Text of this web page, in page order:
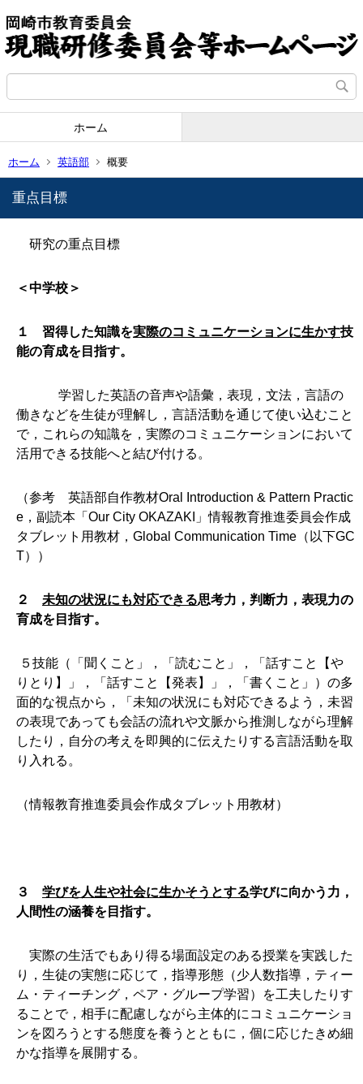
ホーム
ホーム 英語部 概要
重点目標
研究の重点目標
＜中学校＞
１ 習得した知識を実際のコミュニケーションに生かす技
能の育成を目指す。
学習した英語の音声や語彙，表現，文法，言語の
働きなどを生徒が理解し，言語活動を通じて使い込むこと
で，これらの知識を，実際のコミュニケーションにおいて
活用できる技能へと結び付ける。
（参考 英語部自作教材Oral Introduction & Pattern Practic
e，副読本「Our City OKAZAKI」情報教育推進委員会作成
タブレット用教材，Global Communication Time（以下GC
T））
２ 未知の状況にも対応できる思考力，判断力，表現力の
育成を目指す。
５技能（「聞くこと」，「読むこと」，「話すこと【や
りとり】」，「話すこと【発表】」，「書くこと」）の多
面的な視点から，「未知の状況にも対応できるよう，未習
の表現であっても会話の流れや文脈から推測しながら理解
したり，自分の考えを即興的に伝えたりする言語活動を取
り入れる。
（情報教育推進委員会作成タブレット用教材）
３ 学びを人生や社会に生かそうとする学びに向かう力，
人間性の涵養を目指す。
実際の生活でもあり得る場面設定のある授業を実践した
り，生徒の実態に応じて，指導形態（少人数指導，ティー
ム・ティーチング，ペア・グループ学習）を工夫したりす
ることで，相手に配慮しながら主体的にコミュニケーショ
ンを図ろうとする態度を養うとともに，個に応じたきめ細
かな指導を展開する。